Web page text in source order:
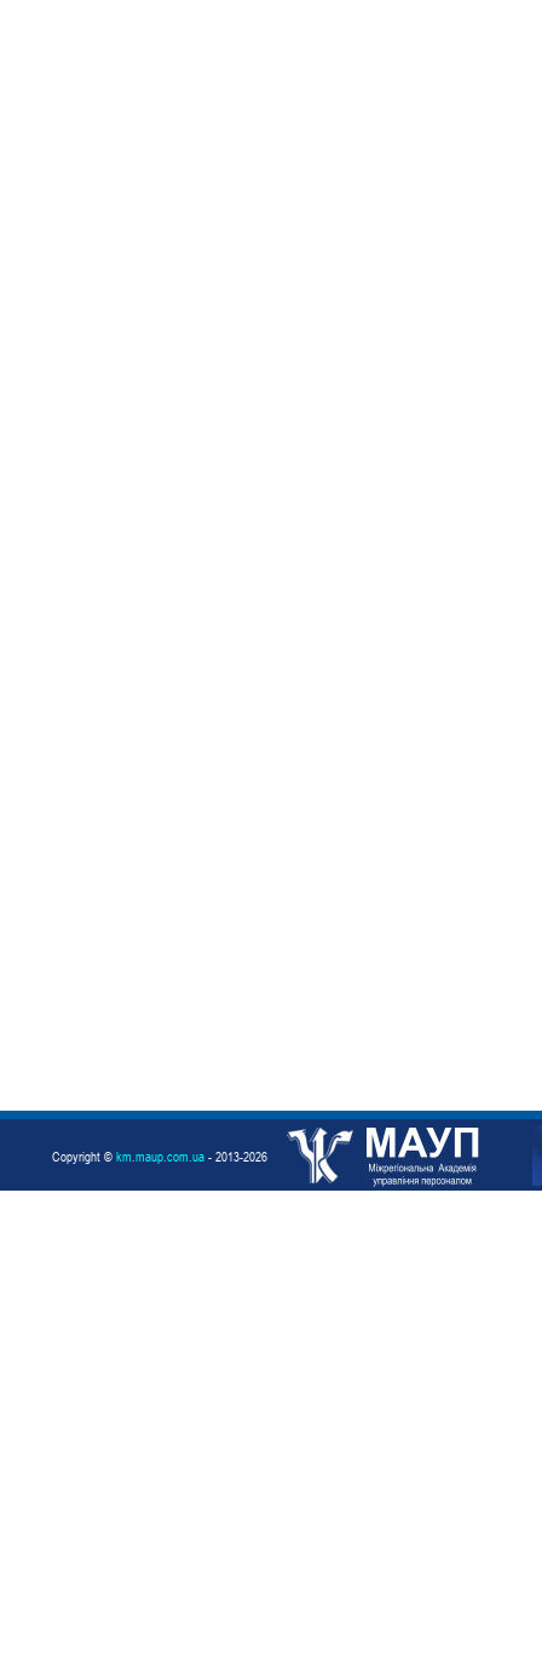
Copyright © km.maup.com.ua - 2013-2026